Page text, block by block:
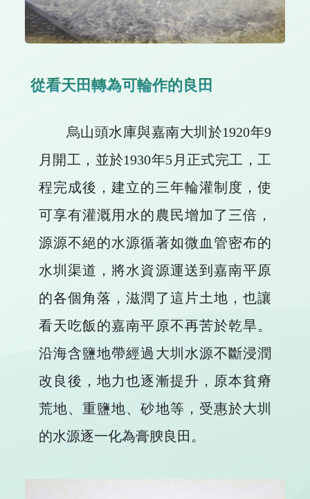
從看天田轉為可輪作的良田
烏山頭水庫與嘉南大圳於1920年9
月開工，並於1930年5月正式完工，工
程完成後，建立的三年輪灌制度，使
可享有灌溉用水的農民增加了三倍，
源源不絕的水源循著如微血管密布的
水圳渠道，將水資源運送到嘉南平原
的各個角落，滋潤了這片土地，也讓
看天吃飯的嘉南平原不再苦於乾旱。
沿海含鹽地帶經過大圳水源不斷浸潤
改良後，地力也逐漸提升，原本貧瘠
荒地、重鹽地、砂地等，受惠於大圳
的水源逐一化為膏腴良田。